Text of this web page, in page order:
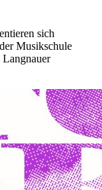
sich
Musikschule
Langnauer